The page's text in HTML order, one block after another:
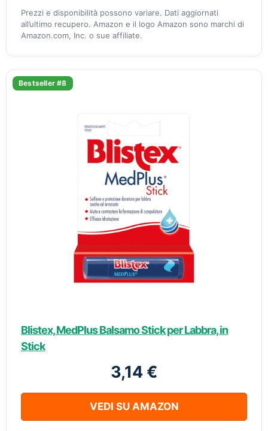
Prezzi e disponibilità possono variare. Dati aggiornati
all’ultimo recupero. Amazon e il logo Amazon sono marchi di
Amazon.com, Inc. o sue affiliate.
Bestseller #8
Blistex, MedPlus Balsamo Stick per Labbra, in
Stick
3,14 €
VEDI SU AMAZON